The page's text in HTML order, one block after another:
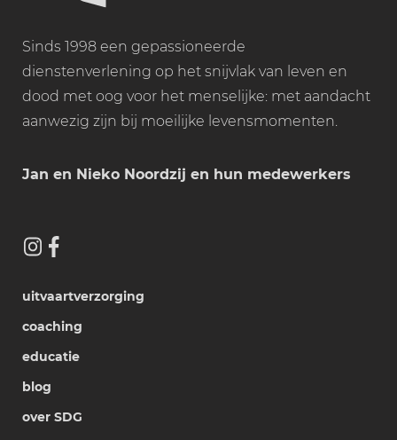
Sinds 1998 een gepassioneerde
dienstenverlening op het snijvlak van leven en
dood met oog voor het menselijke: met aandacht
aanwezig zijn bij moeilijke levensmomenten.
Jan en Nieko Noordzij en hun medewerkers
uitvaartverzorging
coaching
educatie
blog
over SDG